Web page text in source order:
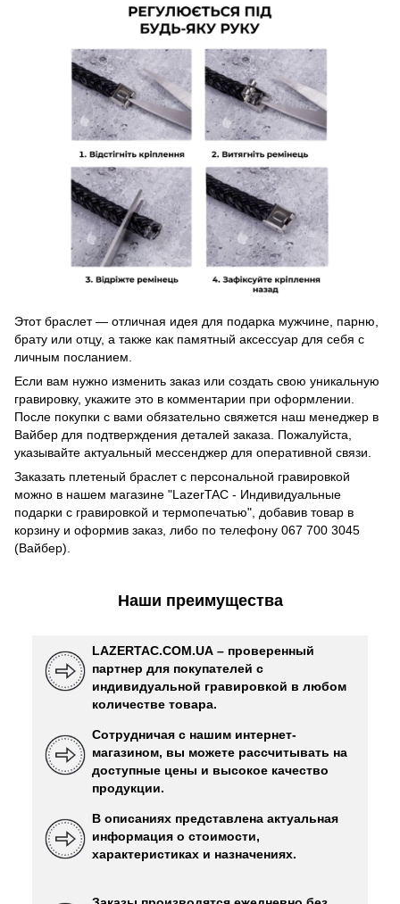
Этот браслет — отличная идея для подарка мужчине, парню,
брату или отцу, а также как памятный аксессуар для себя с
личным посланием.
Если вам нужно изменить заказ или создать свою уникальную
гравировку, укажите это в комментарии при оформлении.
После покупки с вами обязательно свяжется наш менеджер в
Вайбер для подтверждения деталей заказа. Пожалуйста,
указывайте актуальный мессенджер для оперативной связи.
Заказать плетеный браслет с персональной гравировкой
можно в нашем магазине "LazerTAC - Индивидуальные
подарки с гравировкой и термопечатью", добавив товар в
корзину и оформив заказ, либо по телефону 067 700 3045
(Вайбер).
Наши преимущества
LAZERTAC.COM.UA – проверенный
партнер для покупателей с
индивидуальной гравировкой в ​​любом
количестве товара.
Сотрудничая с нашим интернет-
магазином, вы можете рассчитывать на
доступные цены и высокое качество
продукции.
В описаниях представлена ​​актуальная
информация о стоимости,
характеристиках и назначениях.